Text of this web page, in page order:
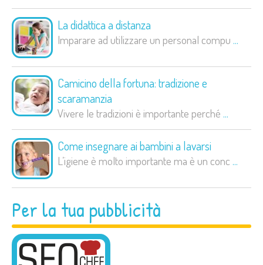
La didattica a distanza
Imparare ad utilizzare un personal compu ...
Camicino della fortuna: tradizione e
scaramanzia
Vivere le tradizioni è importante perché ...
Come insegnare ai bambini a lavarsi
L’igiene è molto importante ma è un conc ...
Per la tua pubblicità